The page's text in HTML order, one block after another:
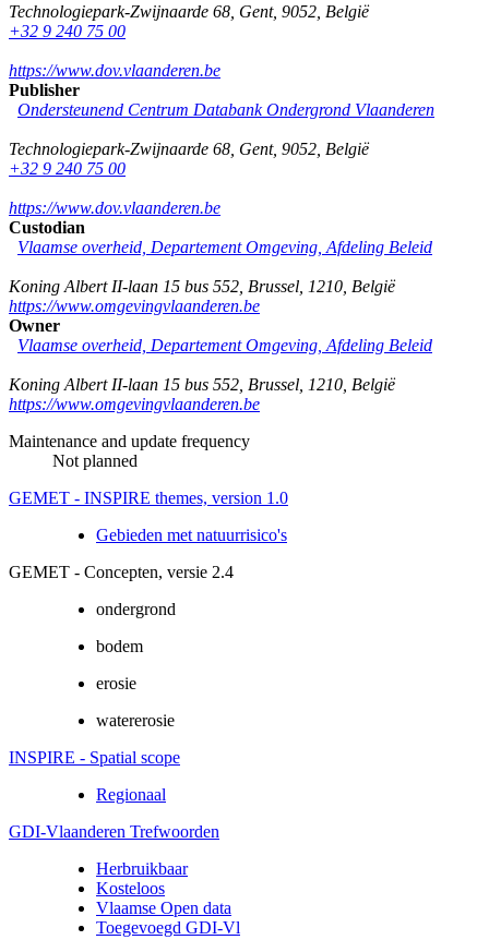
Technologiepark-Zwijnaarde 68 Gent, 9052 België
+32 9 240 75 00
https://www.dov.vlaanderen.be
Publisher
Ondersteunend Centrum Databank Ondergrond Vlaanderen
Technologiepark-Zwijnaarde 68 Gent, 9052 België
+32 9 240 75 00
https://www.dov.vlaanderen.be
Custodian
Vlaamse overheid, Departement Omgeving, Afdeling Beleid
Koning Albert II-laan 15 bus 552 Brussel 1210 België
https://www.omgevingvlaanderen.be
Owner
Vlaamse overheid, Departement Omgeving, Afdeling Beleid
Koning Albert II-laan 15 bus 552 Brussel 1210 België
https://www.omgevingvlaanderen.be
Maintenance and update frequency
Not planned
GEMET - INSPIRE themes, version 1.0
Gebieden met natuurrisico's
GEMET - Concepten, versie 2.4
ondergrond
bodem
erosie
watererosie
INSPIRE - Spatial scope
Regionaal
GDI-Vlaanderen Trefwoorden
Herbruikbaar
Kosteloos
Vlaamse Open data
Toegevoegd GDI-Vl